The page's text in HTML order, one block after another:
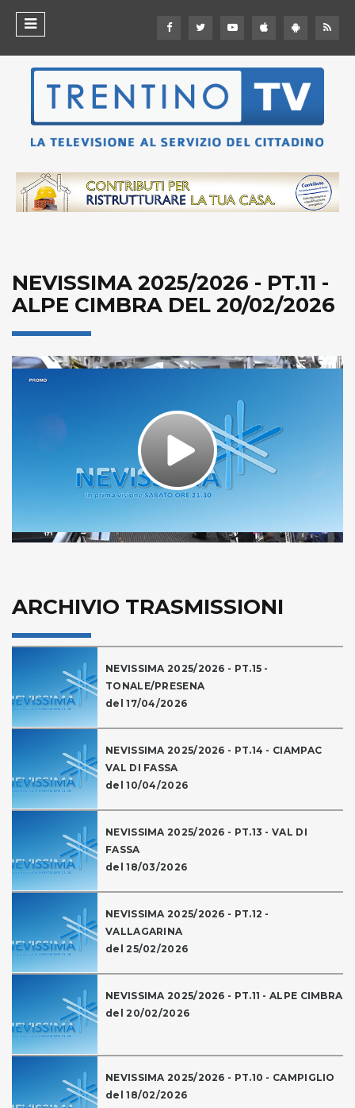
NEVISSIMA 2025/2026 - PT.11 -
ALPE CIMBRA DEL 20/02/2026
Play
Video
ARCHIVIO TRASMISSIONI
NEVISSIMA 2025/2026 - PT.15 -
TONALE/PRESENA
del 17/04/2026
NEVISSIMA 2025/2026 - PT.14 - CIAMPAC
VAL DI FASSA
del 10/04/2026
NEVISSIMA 2025/2026 - PT.13 - VAL DI
FASSA
del 18/03/2026
NEVISSIMA 2025/2026 - PT.12 -
VALLAGARINA
del 25/02/2026
NEVISSIMA 2025/2026 - PT.11 - ALPE CIMBRA
del 20/02/2026
NEVISSIMA 2025/2026 - PT.10 - CAMPIGLIO
del 18/02/2026